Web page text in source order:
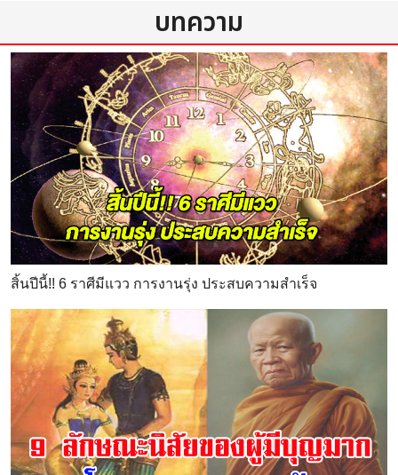
บทความ
สิ้นปีนี้!! 6 ราศีมีแวว การงานรุ่ง ประสบความสำเร็จ